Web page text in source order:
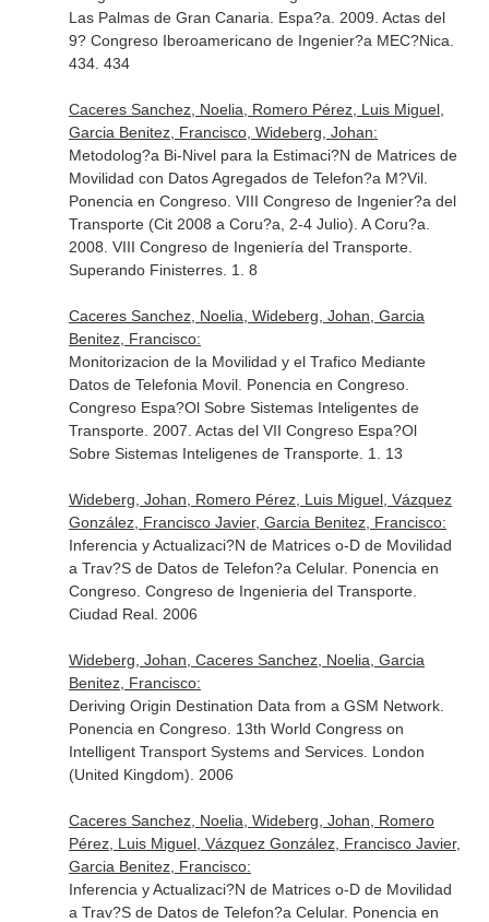
Las Palmas de Gran Canaria. Espa?a. 2009. Actas del
9? Congreso Iberoamericano de Ingenier?a MEC?Nica.
434. 434
Caceres Sanchez, Noelia, Romero Pérez, Luis Miguel,
Garcia Benitez, Francisco, Wideberg, Johan:
Metodolog?a Bi-Nivel para la Estimaci?N de Matrices de
Movilidad con Datos Agregados de Telefon?a M?Vil.
Ponencia en Congreso. VIII Congreso de Ingenier?a del
Transporte (Cit 2008 a Coru?a, 2-4 Julio). A Coru?a.
2008. VIII Congreso de Ingeniería del Transporte.
Superando Finisterres. 1. 8
Caceres Sanchez, Noelia, Wideberg, Johan, Garcia
Benitez, Francisco:
Monitorizacion de la Movilidad y el Trafico Mediante
Datos de Telefonia Movil. Ponencia en Congreso.
Congreso Espa?Ol Sobre Sistemas Inteligentes de
Transporte. 2007. Actas del VII Congreso Espa?Ol
Sobre Sistemas Inteligenes de Transporte. 1. 13
Wideberg, Johan, Romero Pérez, Luis Miguel, Vázquez
González, Francisco Javier, Garcia Benitez, Francisco:
Inferencia y Actualizaci?N de Matrices o-D de Movilidad
a Trav?S de Datos de Telefon?a Celular. Ponencia en
Congreso. Congreso de Ingenieria del Transporte.
Ciudad Real. 2006
Wideberg, Johan, Caceres Sanchez, Noelia, Garcia
Benitez, Francisco:
Deriving Origin Destination Data from a GSM Network.
Ponencia en Congreso. 13th World Congress on
Intelligent Transport Systems and Services. London
(United Kingdom). 2006
Caceres Sanchez, Noelia, Wideberg, Johan, Romero
Pérez, Luis Miguel, Vázquez González, Francisco Javier,
Garcia Benitez, Francisco:
Inferencia y Actualizaci?N de Matrices o-D de Movilidad
a Trav?S de Datos de Telefon?a Celular. Ponencia en